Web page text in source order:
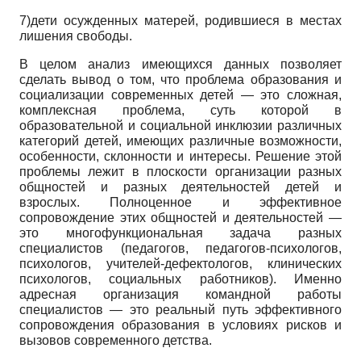
7)дети осужденных матерей, родившиеся в местах
лишения свободы.
В целом анализ имеющихся данных позволяет
сделать вывод о том, что проблема образования и
социализации современных детей — это сложная,
комплексная проблема, суть которой в
образовательной и социальной инклюзии различных
категорий детей, имеющих различные возможности,
особенности, склонности и интересы. Решение этой
проблемы лежит в плоскости организации разных
общностей и разных деятельностей детей и
взрослых. Полноценное и эффективное
сопровождение этих общностей и деятельностей —
это многофункциональная задача разных
специалистов (педагогов, педагогов-психологов,
психологов, учителей-дефектологов, клинических
психологов, социальных работников). Именно
адресная организация командной работы
специалистов — это реальный путь эффективного
сопровождения образования в условиях рисков и
вызовов современного детства.